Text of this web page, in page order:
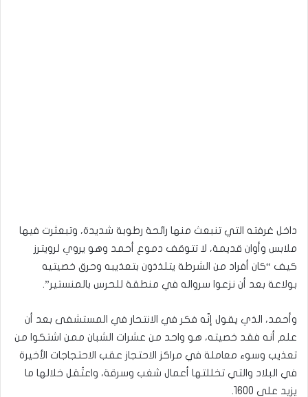
داخل غرفته التي تنبعث منها رائحة رطوبة شديدة، وتبعثرت فيها
ملابس وأوان قديمة، لا تتوقف دموع أحمد وهو يروي لرويترز
كيف “كان أفراد من الشرطة يتلذذون بتعذيبه وحرق خصيتيه
بولاعة بعد أن نزعوا سرواله في منطقة للحرس بالمنستير”.
وأحمد، الذي يقول إنّه فكر في الانتحار في المستشفى بعد أن
علم أنه فقد خصيته، هو واحد من عشرات الشبان ممن اشتكوا من
تعذيب وسوء معاملة في مراكز الاحتجاز عقب الاحتجاجات الأخيرة
في البلاد والتي تخللتها أعمال شغب وسرقة، واعتُقل خلالها ما
يزيد على 1600.